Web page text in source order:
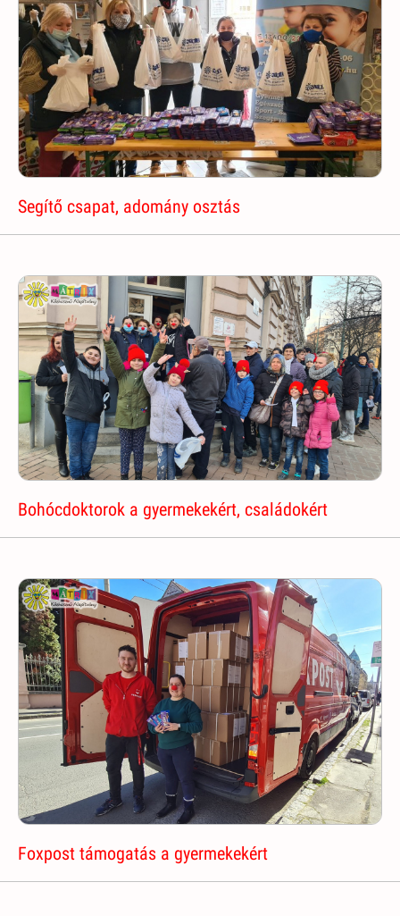
Segítő csapat, adomány osztás
Bohócdoktorok a gyermekekért, családokért
Foxpost támogatás a gyermekekért